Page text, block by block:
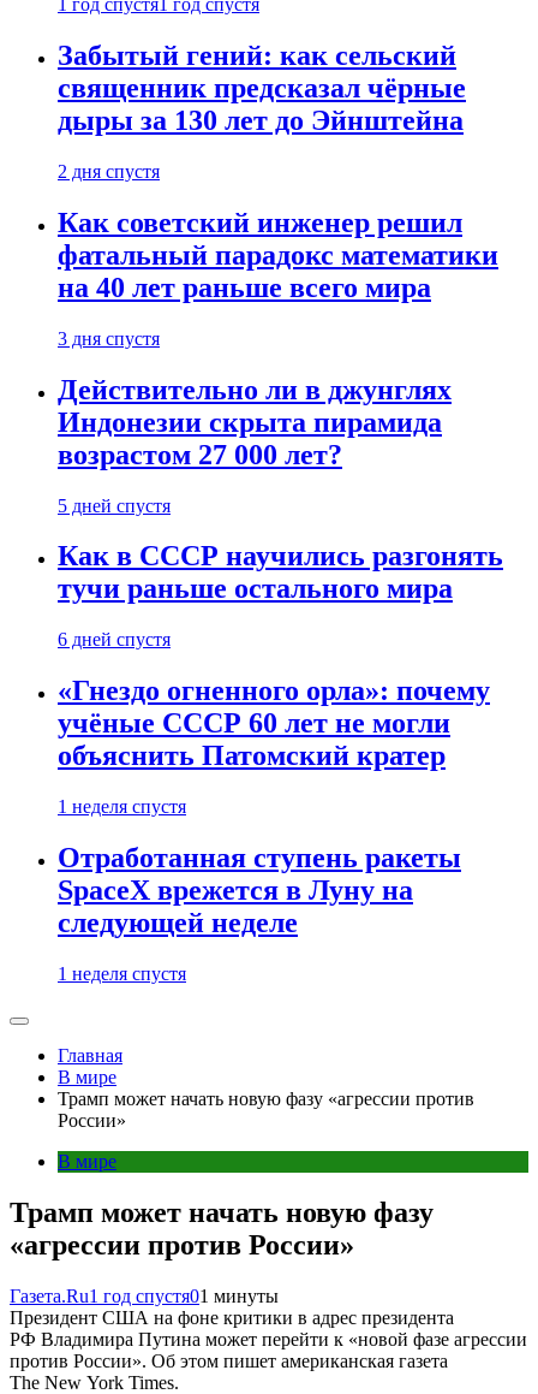
1 год спустя 1 год спустя
Забытый гений: как сельский
священник предсказал чёрные
дыры за 130 лет до Эйнштейна
2 дня спустя
Как советский инженер решил
фатальный парадокс математики
на 40 лет раньше всего мира
3 дня спустя
Действительно ли в джунглях
Индонезии скрыта пирамида
возрастом 27 000 лет?
5 дней спустя
Как в СССР научились разгонять
тучи раньше остального мира
6 дней спустя
«Гнездо огненного орла»: почему
учёные СССР 60 лет не могли
объяснить Патомский кратер
1 неделя спустя
Отработанная ступень ракеты
SpaceX врежется в Луну на
следующей неделе
1 неделя спустя
Главная
В мире
Трамп может начать новую фазу «агрессии против
России»
В мире
Трамп может начать новую фазу
«агрессии против России»
Газета.Ru1 год спустя01 минуты
Президент США на фоне критики в адрес президента
РФ Владимира Путина может перейти к «новой фазе агрессии
против России». Об этом пишет американская газета
The New York Times.